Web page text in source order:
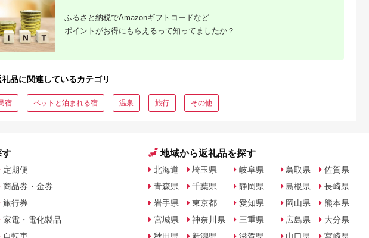
埼玉県 飯能市
BlueTarp】ランチ
事券(ペア) チケッ
HNNC001
5.0
14,000
【先行受付】ゴルフク
ラブ購入補助券
チケット 購入補助券
フェアウェイウッド
ハイブリッド ウエッ
ジ 最新モデル
北軽井沢・八ッ場ダム
周辺ほか町内各所で利
ア宿泊券[2名:1泊朝食
ふるさと納税でAmazonギフトコードなど
ポイントがお得にもらえるって知ってましたか？
品に関連しているカテゴリ
宿 ペットと泊まれる宿 温泉 旅行 その他
す
定期便
商品券・金券
旅行券
家電・電化製品
自転車
地域から返礼品を探す
北海道
青森県
岩手県
宮城県
秋田県
埼玉県
千葉県
東京都
神奈川県
新潟県
岐阜県
静岡県
愛知県
三重県
滋賀県
鳥取県
島根県
岡山県
広島県
山口県
佐賀県
長崎県
熊本県
大分県
宮崎県